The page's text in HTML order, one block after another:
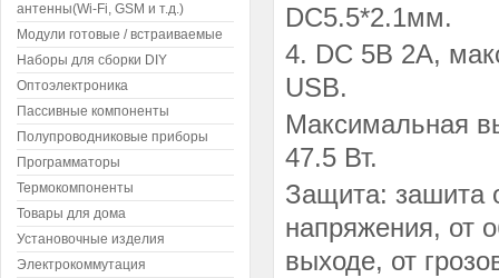
DC5.5*2.1мм.
4. DC 5В 2А,
USB.
Максимальная
47.5 Вт.
Защита: зашита
напряжения, от
выходе, от
антенны(Wi-Fi, GSM и т.д.)
Модули готовые / встраиваемые
Наборы для сборки DIY
Оптоэлектроника
Пассивные компоненты
Полупроводниковые приборы
Программаторы
Термокомпоненты
Товары для дома
Установочные изделия
Электрокоммутация